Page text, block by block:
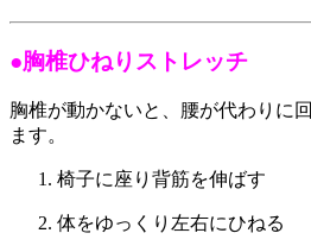
●胸椎ひねりストレッチ
胸椎が動かないと、腰が代わりに
ます。
椅子に座り背筋を伸ばす
体をゆっくり左右にひねる